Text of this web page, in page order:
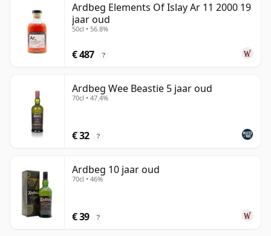
Ardbeg Elements Of Islay Ar 11 2000 19
jaar oud
50cl • 56.8%
€ 487 ?
Ardbeg Wee Beastie 5 jaar oud
70cl • 47.4%
€ 32 ?
Ardbeg 10 jaar oud
70cl • 46%
€ 39 ?